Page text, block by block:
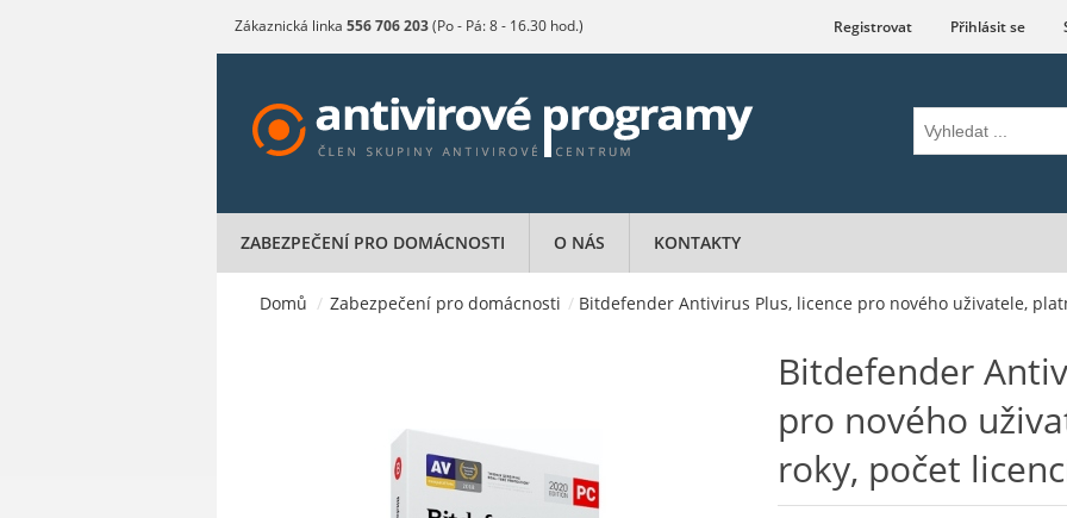
Zákaznická linka 556 706 203(Po - Pá: 8 - 16.30 hod.) Registrovat Přihlásit se
ZABEZPEČENÍ PRO DOMÁCNOSTI O NÁS KONTAKTY
Domů / Zabezpečení pro domácnosti / Bitdefender Antivirus Plus, licence pro nového uživatele,
Bitdefender
pro nového
roky, počet